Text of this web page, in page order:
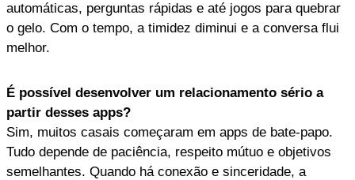
automáticas, perguntas rápidas e até jogos para quebrar
o gelo. Com o tempo, a timidez diminui e a conversa flui
melhor.
É possível desenvolver um relacionamento sério a
partir desses apps?
Sim, muitos casais começaram em apps de bate-papo.
Tudo depende de paciência, respeito mútuo e objetivos
semelhantes. Quando há conexão e sinceridade, a